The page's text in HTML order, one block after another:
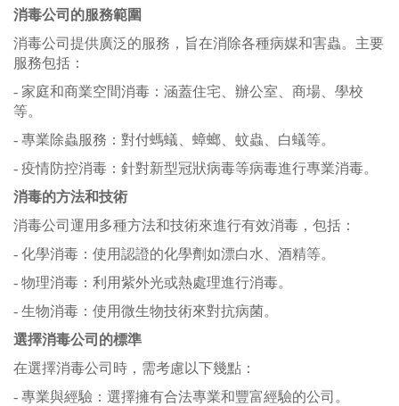
消毒公司的服務範圍
消毒公司提供廣泛的服務，旨在消除各種病媒和害蟲。主要
服務包括：
- 家庭和商業空間消毒：涵蓋住宅、辦公室、商場、學校
等。
- 專業除蟲服務：對付螞蟻、蟑螂、蚊蟲、白蟻等。
- 疫情防控消毒：針對新型冠狀病毒等病毒進行專業消毒。
消毒的方法和技術
消毒公司運用多種方法和技術來進行有效消毒，包括：
- 化學消毒：使用認證的化學劑如漂白水、酒精等。
- 物理消毒：利用紫外光或熱處理進行消毒。
- 生物消毒：使用微生物技術來對抗病菌。
選擇消毒公司的標準
在選擇消毒公司時，需考慮以下幾點：
- 專業與經驗：選擇擁有合法專業和豐富經驗的公司。